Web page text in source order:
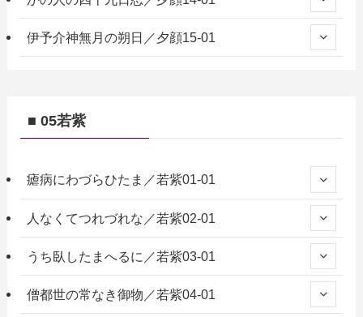
伊予介神無月の朔日／夕顔15-01
■ 05若紫
瘧病にわづらひたま／若紫01-01
人なくてつれづれな／若紫02-01
うち臥したまへるに／若紫03-01
僧都世の常なき御物／若紫04-01